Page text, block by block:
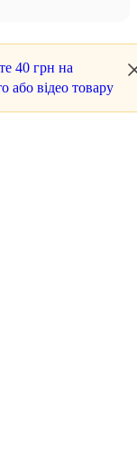
40 грн на
або відео товару